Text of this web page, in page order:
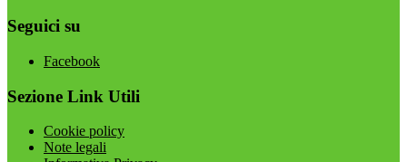
Seguici su
Facebook
Sezione Link Utili
Cookie policy
Note legali